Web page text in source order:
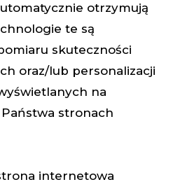
otrzymują
te są
skuteczności
oraz/lub personalizacji
na
stronach
internetowa